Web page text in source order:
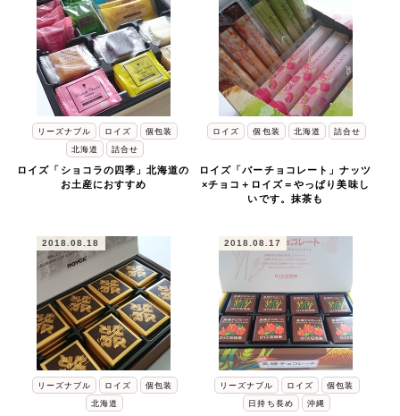
リーズナブル ロイズ
個包装
北海道
詰合せ
ロイズ「ショコラの四季」北海道の
お土産におすすめ
ロイズ 個包装 北海道 詰合せ
ロイズ「バーチョコレート」ナッツ
×チョコ＋ロイズ＝やっぱり美味し
いです。抹茶も
2018.08.18
リーズナブル ロイズ
個包装
北海道
2018.08.17
リーズナブル ロイズ
個包装
日持ち長め
沖縄